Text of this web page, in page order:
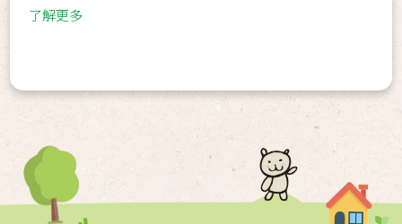
了解更多